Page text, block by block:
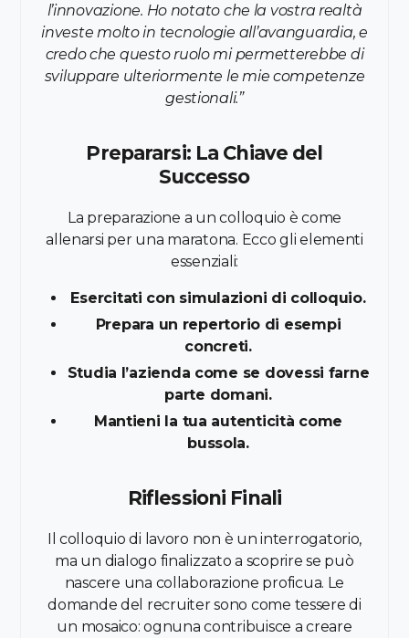
l’innovazione. Ho notato che la vostra realtà
investe molto in tecnologie all’avanguardia, e
credo che questo ruolo mi permetterebbe di
sviluppare ulteriormente le mie competenze
gestionali.”
Prepararsi: La Chiave del
Successo
La preparazione a un colloquio è come
allenarsi per una maratona. Ecco gli elementi
essenziali:
Esercitati con simulazioni di colloquio.
Prepara un repertorio di esempi
concreti.
Studia l’azienda come se dovessi farne
parte domani.
Mantieni la tua autenticità come
bussola.
Riflessioni Finali
Il colloquio di lavoro non è un interrogatorio,
ma un dialogo finalizzato a scoprire se può
nascere una collaborazione proficua. Le
domande del recruiter sono come tessere di
un mosaico: ognuna contribuisce a creare